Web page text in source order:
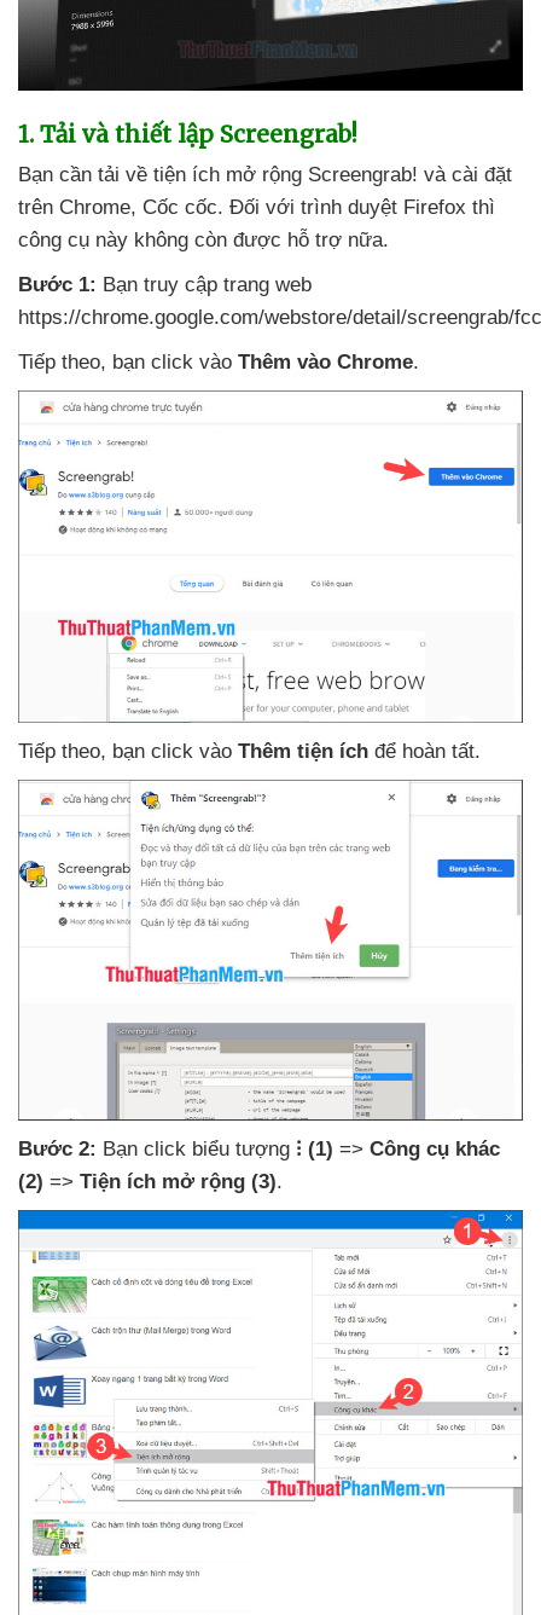
1. Tải và thiết lập Screengrab!
Bạn cần tải về tiện ích mở rộng Screengrab! và cài đặt
trên Chrome, Cốc cốc. Đối với trình duyệt Firefox thì
công cụ này không còn được hỗ trợ nữa.
Bước 1: Bạn truy cập trang web
https://chrome.google.com/webstore/detail/screengrab/
Tiếp theo, bạn click vào Thêm vào Chrome.
Tiếp theo, bạn click vào Thêm tiện ích để hoàn tất.
Bước 2: Bạn click biểu tượng ⁝ (1) => Công cụ khác
(2) => Tiện ích mở rộng (3).